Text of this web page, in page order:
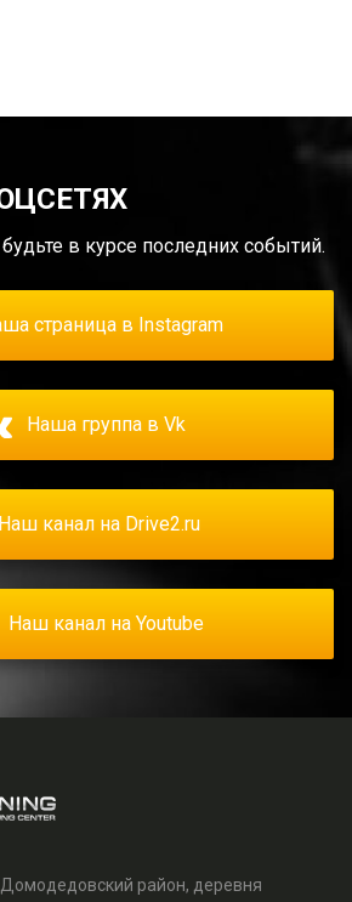
в курсе последних событий.
страница в Instagram
Наша группа в Vk
Наш канал на Drive2.ru
Наш канал на Youtube
район, деревня